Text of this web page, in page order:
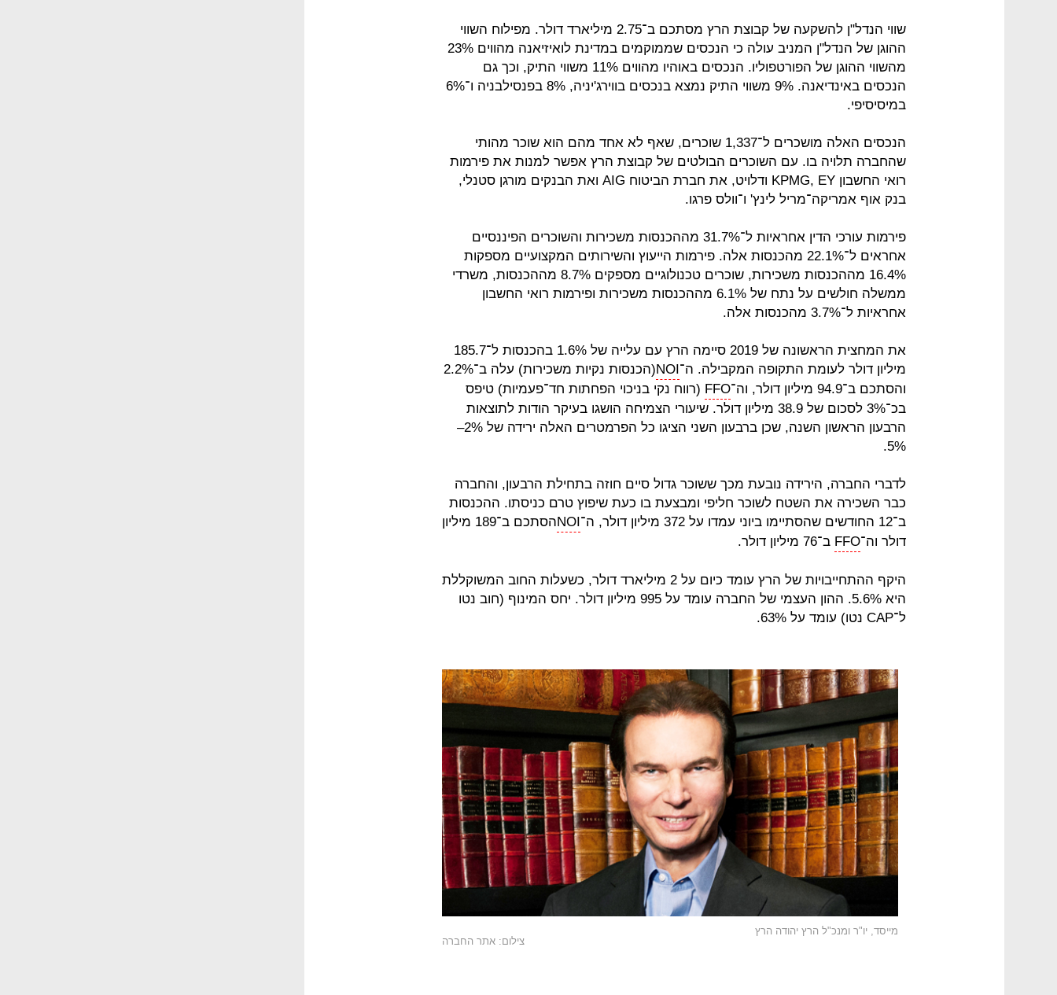
שווי הנדל"ן להשקעה של קבוצת הרץ מסתכם ב־2.75 מיליארד דולר. מפילוח השווי
ההוגן של הנדל"ן המניב עולה כי הנכסים שממוקמים במדינת לואיזיאנה מהווים 23%
מהשווי ההוגן של הפורטפוליו. הנכסים באוהיו מהווים 11% משווי התיק, וכך גם
הנכסים באינדיאנה. 9% משווי התיק נמצא בנכסים בווירג'יניה, 8% בפנסילבניה ו־6%
במיסיסיפי.
הנכסים האלה מושכרים ל־1,337 שוכרים, שאף לא אחד מהם הוא שוכר מהותי
שהחברה תלויה בו. עם השוכרים הבולטים של קבוצת הרץ אפשר למנות את פירמות
רואי החשבון KPMG, EY ודלויט, את חברת הביטוח AIG ואת הבנקים מורגן סטנלי,
בנק אוף אמריקה־מריל לינץ' ו־וולס פרגו.
פירמות עורכי הדין אחראיות ל־31.7% מההכנסות משכירות והשוכרים הפיננסיים
אחראים ל־22.1% מהכנסות אלה. פירמות הייעוץ והשירותים המקצועיים מספקות
16.4% מההכנסות משכירות, שוכרים טכנולוגיים מספקים 8.7% מההכנסות, משרדי
ממשלה חולשים על נתח של 6.1% מההכנסות משכירות ופירמות רואי החשבון
אחראיות ל־3.7% מהכנסות אלה.
את המחצית הראשונה של 2019 סיימה הרץ עם עלייה של 1.6% בהכנסות ל־185.7
מיליון דולר לעומת התקופה המקבילה. ה־NOI
(הכנסות נקיות משכירות) עלה ב־2.2%
והסתכם ב־94.9 מיליון דולר, וה־
FFO (רווח נקי בניכוי הפחתות חד־פעמיות) טיפס
בכ־3% לסכום של 38.9 מיליון דולר. שיעורי הצמיחה הושגו בעיקר הודות לתוצאות
הרבעון הראשון השנה, שכן ברבעון השני הציגו כל הפרמטרים האלה ירידה של 2%–
5%.
לדברי החברה, הירידה נובעת מכך ששוכר גדול סיים חוזה בתחילת הרבעון, והחברה
כבר השכירה את השטח לשוכר חליפי ומבצעת בו כעת שיפוץ טרם כניסתו. ההכנסות
ב־12 החודשים שהסתיימו ביוני עמדו על 372 מיליון דולר, ה־
NOI
הסתכם ב־189 מיליון
דולר וה־FFO ב־76 מיליון דולר.
היקף ההתחייבויות של הרץ עומד כיום על 2 מיליארד דולר, כשעלות החוב המשוקללת
היא 5.6%. ההון העצמי של החברה עומד על 995 מיליון דולר. יחס המינוף (חוב נטו
ל־CAP נטו) עומד על 63%.
מייסד, יו"ר ומנכ"ל הרץ יהודה הרץ
צילום: אתר החברה